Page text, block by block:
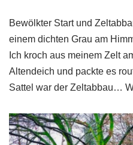
Bewölkter Start und
einem dichten Grau am
Ich kroch aus meinem Zelt
Altendeich und packte es
Sattel war der Zeltabbau…